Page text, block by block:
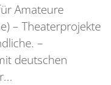
Amateure
– Theaterprojekte
–
deutschen